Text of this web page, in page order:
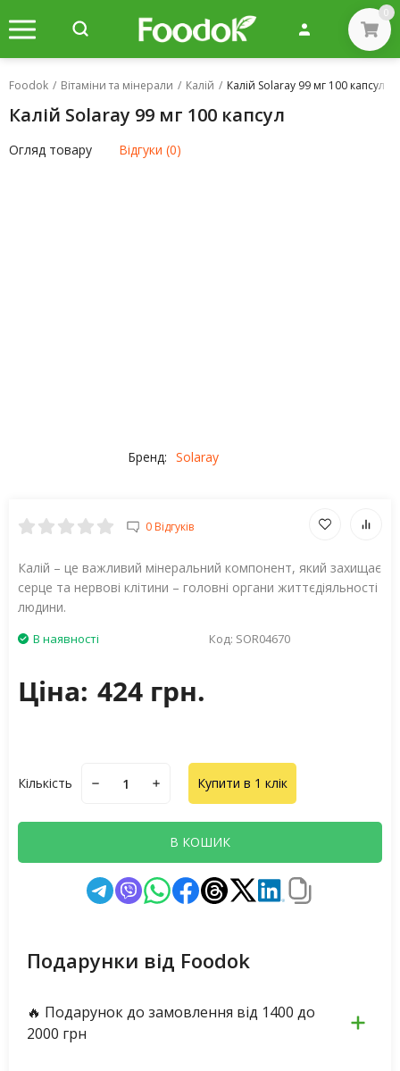
0
Foodok / Вітаміни та мінерали / Калій / Калій Solaray 99 мг 100 капсул
Калій Solaray 99 мг 100 капсул
Огляд товару Відгуки (0)
Бренд: Solaray
0 Відгуків
Калій – це важливий мінеральний компонент, який захищає
серце та нервові клітини – головні органи життєдіяльності
людини.
В наявності Код: SOR04670
Ціна: 424 грн.
Кількість Купити в 1 клік
В КОШИК
Подарунки від Foodok
🔥 Подарунок до замовлення від 1400 до
2000 грн